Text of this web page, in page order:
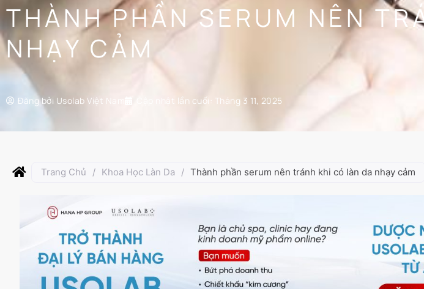
THÀNH PHẦN SERUM NÊN
NHẠY CẢM
Đăng bởi Usolab Việt Nam Cập nhật lần cuối: Tháng 3 11, 2025
Trang Chủ / Khoa Học Làn Da / Thành phần serum nên tránh khi có làn da nhạy cảm